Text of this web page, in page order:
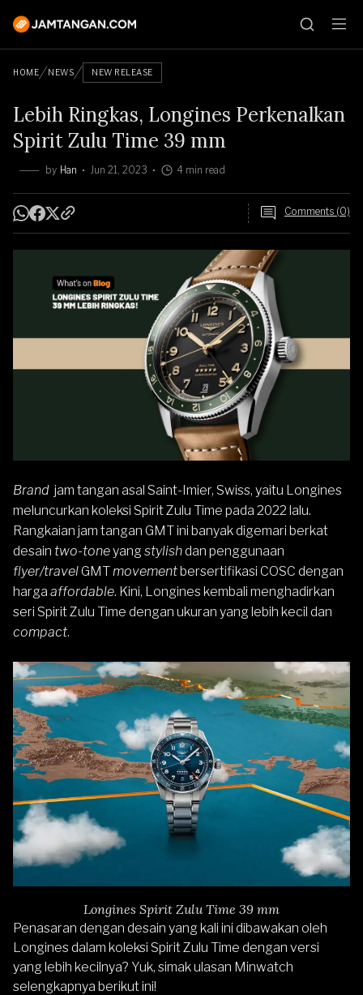
HOME NEWS NEW RELEASE
Lebih Ringkas, Longines Perkenalkan
Spirit Zulu Time 39 mm
by Han Jun 21, 2023 4 min read
Comments (0)
Brand jam tangan asal Saint-Imier, Swiss, yaitu Longines
meluncurkan koleksi Spirit Zulu Time pada 2022 lalu.
Rangkaian jam tangan GMT ini banyak digemari berkat
desain two-toneyang stylishdan penggunaan
flyer/travelGMTmovementbersertifikasi COSC dengan
harga affordable. Kini, Longines kembali menghadirkan
seri Spirit Zulu Time dengan ukuran yang lebih kecil dan
compact.
Longines Spirit Zulu Time 39 mm
Penasaran dengan desain yang kali ini dibawakan oleh
Longines dalam koleksi Spirit Zulu Time dengan versi
yang lebih kecilnya? Yuk, simak ulasan Minwatch
selengkapnya berikut ini!